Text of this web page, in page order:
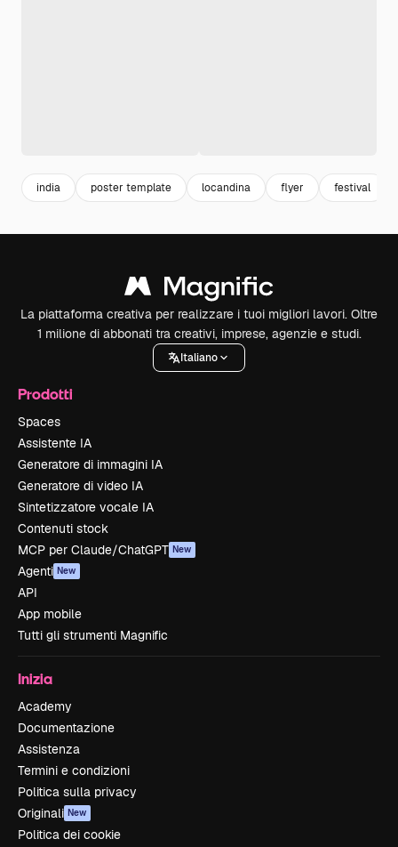
india poster template locandina flyer festival
La piattaforma creativa per realizzare i tuoi migliori lavori. Oltre
1 milione di abbonati tra creativi, imprese, agenzie e studi.
Italiano
Prodotti
Spaces
Assistente IA
Generatore di immagini IA
Generatore di video IA
Sintetizzatore vocale IA
Contenuti stock
MCP per Claude/ChatGPT New
Agenti New
API
App mobile
Tutti gli strumenti Magnific
Inizia
Academy
Documentazione
Assistenza
Termini e condizioni
Politica sulla privacy
Originali New
Politica dei cookie